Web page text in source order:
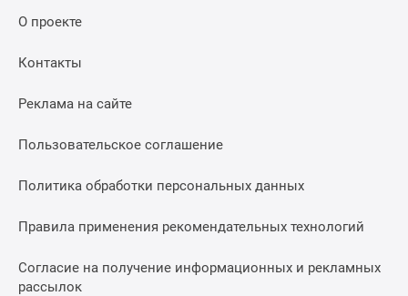
О проекте
Контакты
Реклама на сайте
Пользовательское соглашение
Политика обработки персональных данных
Правила применения рекомендательных технологий
Согласие на получение информационных и рекламных
рассылок